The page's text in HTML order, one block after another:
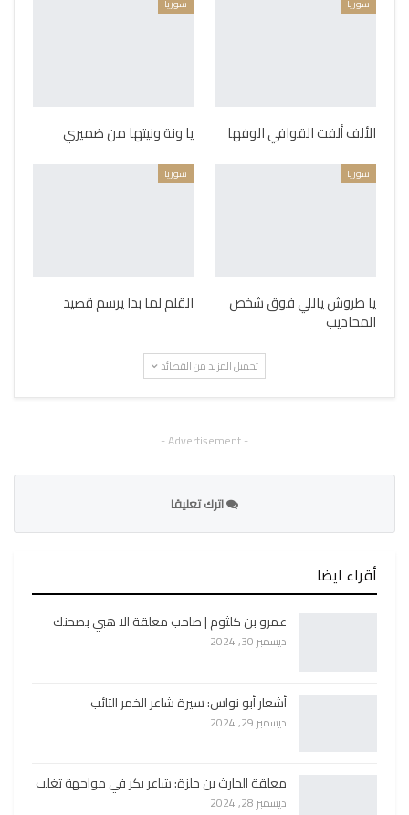
سوريا
الألف ألفت القوافي الوفها
سوريا
يا ونة ونيتها من ضميري
سوريا
يا طروش ياللي فوق شخص
المحاديب
سوريا
القلم لما بدا يرسم قصيد
تحميل المزيد من القصائد
- Advertisement -
اترك تعليقا
أقراء ايضا
عمرو بن كلثوم | صاحب معلقة الا هبي بصحنك
ديسمبر 30, 2024
أشعار أبو نواس: سيرة شاعر الخمر التائب
ديسمبر 29, 2024
معلقة الحارث بن حلزة: شاعر بكر في مواجهة تغلب
ديسمبر 28, 2024